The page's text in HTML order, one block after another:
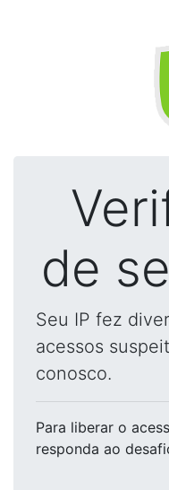
de
Seu IP fez
acessos
conosco.
Para liberar o
responda ao